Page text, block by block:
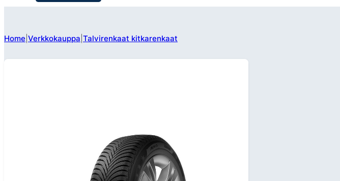
Home Verkkokauppa Talvirenkaat kitkarenkaat